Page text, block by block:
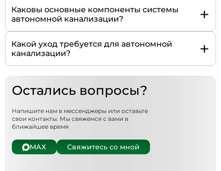
Каковы основные компоненты системы
автономной канализации?
+
Какой уход требуется для автономной
канализации?
+
Остались вопросы?
Напишите нам в мессенджеры или оставьте
свои контакты. Мы свяжемся с вами в
ближайшее время
МАХ Свяжитесь со мной